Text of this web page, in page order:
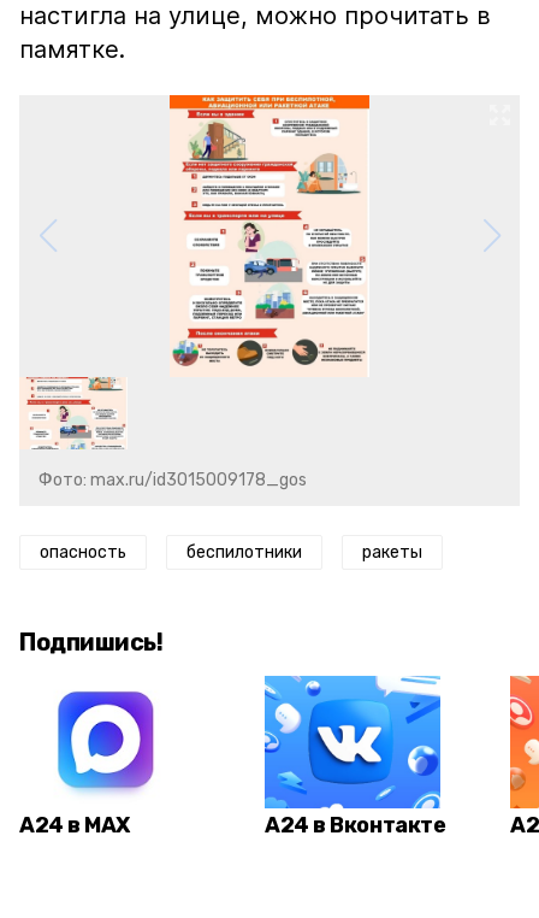
настигла на улице, можно прочитать в
памятке.
Фото: max.ru/id3015009178_gos
опасность беспилотники ракеты
Подпишись!
А24 в MAX А24 в Вконтакте